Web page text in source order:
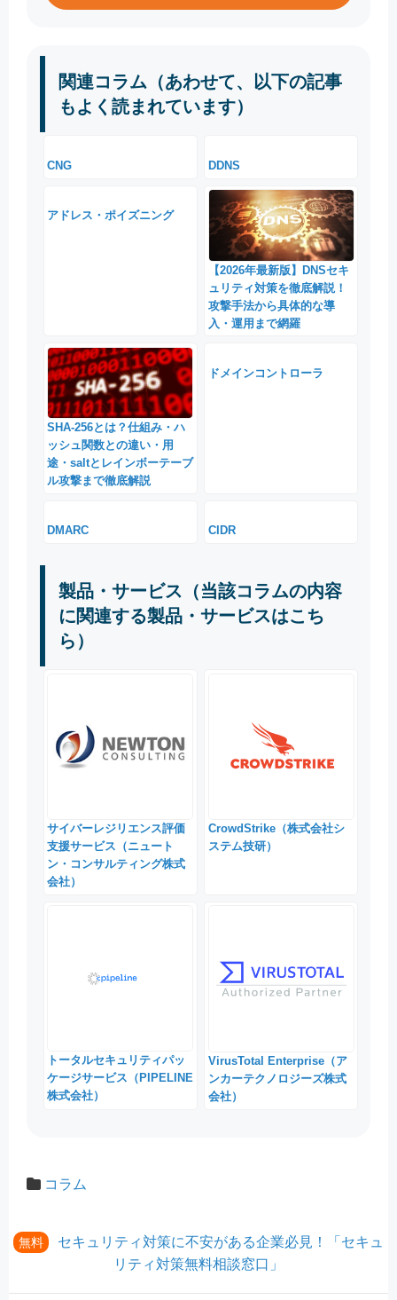
関連コラム（あわせて、以下の記事
もよく読まれています）
CNG DDNS
アドレス・ポイズニング
【2026年最新版】DNSセキ
ュリティ対策を徹底解説！
攻撃手法から具体的な導
入・運用まで網羅
SHA-256とは？仕組み・ハ
ッシュ関数との違い・用
途・saltとレインボーテーブ
ル攻撃まで徹底解説
ドメインコントローラ
DMARC CIDR
製品・サービス（当該コラムの内容
に関連する製品・サービスはこち
ら）
サイバーレジリエンス評価
支援サービス（ニュート
ン・コンサルティング株式
会社）
CrowdStrike（株式会社シ
ステム技研）
トータルセキュリティパッ
ケージサービス（PIPELINE
株式会社）
VirusTotal Enterprise（ア
ンカーテクノロジーズ株式
会社）
コラム
無料
セキュリティ対策に不安がある企業必見！「セキュ
リティ対策無料相談窓口」